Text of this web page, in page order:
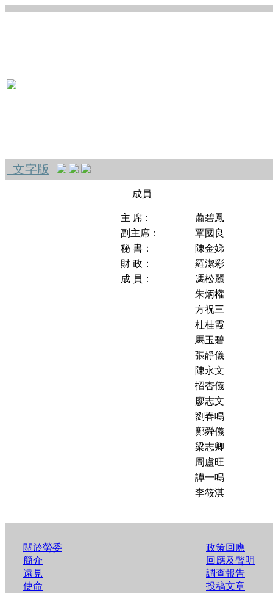
文字版
成員
主 席 :
蕭碧鳳
副主席：
覃國良
秘 書：
陳金娣
財 政：
羅潔彩
成 員：
馮松麗
朱炳權
方祝三
杜桂霞
馬玉碧
張靜儀
陳永文
招杏儀
廖志文
劉春鳴
鄺舜儀
梁志卿
周盧旺
譚一鳴
李筱淇
關於勞委
簡介
遠見
使命
政策回應
回應及聲明
調查報告
投稿文章